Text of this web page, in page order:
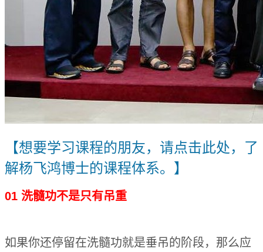
【想要学习课程的朋友，请点击此处，了
解杨飞鸿博士的课程体系。】
01 洗髓功不是只有吊重
如果你还停留在洗髓功就是垂吊的阶段，那么应